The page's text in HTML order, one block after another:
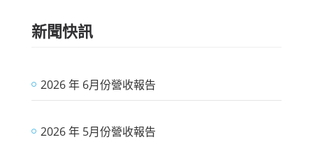
新聞快訊
2026 年 6月份營收報告
2026 年 5月份營收報告